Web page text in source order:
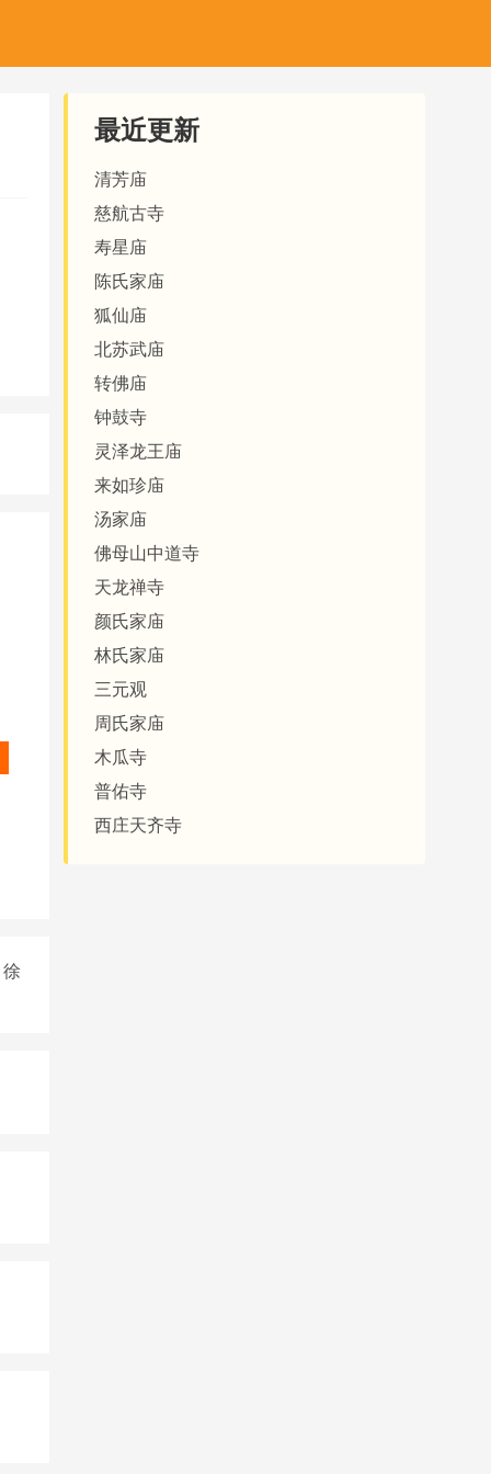
徐
最近更新
清芳庙
慈航古寺
寿星庙
陈氏家庙
狐仙庙
北苏武庙
转佛庙
钟鼓寺
灵泽龙王庙
来如珍庙
汤家庙
佛母山中道寺
天龙禅寺
颜氏家庙
林氏家庙
三元观
周氏家庙
木瓜寺
普佑寺
西庄天齐寺